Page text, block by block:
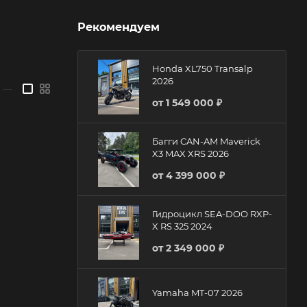
—
Рекомендуем
Honda XL750 Transalp
2026
от1 549 000 ₽
Багги CAN-AM Maverick
X3 MAX XRS 2026
от4 399 000 ₽
Гидроцикл SEA-DOO RXP-
X RS 325 2024
от2 349 000 ₽
Yamaha MT-07 2026